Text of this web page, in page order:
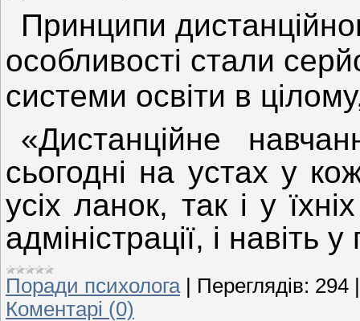
Принципи
особливості стали
системи освіти в
«Дистанційне
сьогодні на устах у
усіх ланок, так і у
адміністрації, і
Поради психолога | Переглядів: 294
Коментарі (0)